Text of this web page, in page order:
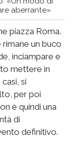
aberrante»
piazza Roma.
un buco
inciampare e
mettere in
si
per poi
è quindi una
di
definitivo.